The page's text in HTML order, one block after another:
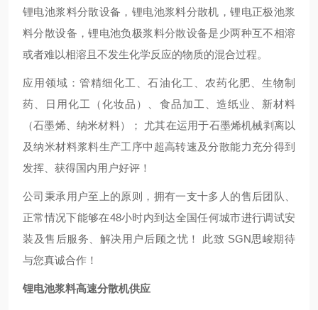
锂电池浆料分散设备，锂电池浆料分散机，锂电正极池浆
料分散设备，锂电池负极浆料分散设备是少两种互不相溶
或者难以相溶且不发生化学反应的物质的混合过程。
应用领域：管精细化工、石油化工、农药化肥、生物制
药、日用化工（化妆品）、食品加工、造纸业、新材料
（石墨烯、纳米材料）； 尤其在运用于石墨烯机械剥离以
及纳米材料浆料生产工序中超高转速及分散能力充分得到
发挥、获得国内用户好评！
公司秉承用户至上的原则，拥有一支十多人的售后团队、
正常情况下能够在48小时内到达全国任何城市进行调试安
装及售后服务、解决用户后顾之忧！ 此致 SGN思峻期待
与您真诚合作！
锂电池浆料高速分散机供应